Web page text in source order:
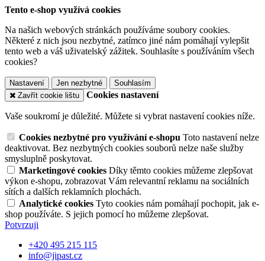
Tento e-shop využívá cookies
Na našich webových stránkách používáme soubory cookies.
Některé z nich jsou nezbytné, zatímco jiné nám pomáhají vylepšit
tento web a váš uživatelský zážitek. Souhlasíte s používáním všech
cookies?
Nastavení Jen nezbytné
Souhlasím
Zavřít cookie lištu
Cookies nastavení
Vaše soukromí je důležité. Můžete si vybrat nastavení cookies níže.
Cookies nezbytné pro využívání e-shopu Toto nastavení nelze
deaktivovat. Bez nezbytných cookies souborů nelze naše služby
smysluplně poskytovat.
Marketingové cookies Díky těmto cookies můžeme zlepšovat
výkon e-shopu, zobrazovat Vám relevantní reklamu na sociálních
sítích a dalších reklamních plochách.
Analytické cookies Tyto cookies nám pomáhají pochopit, jak e-
shop používáte. S jejich pomocí ho můžeme zlepšovat.
Potvrzuji
+420 495 215 115
info@jipast.cz